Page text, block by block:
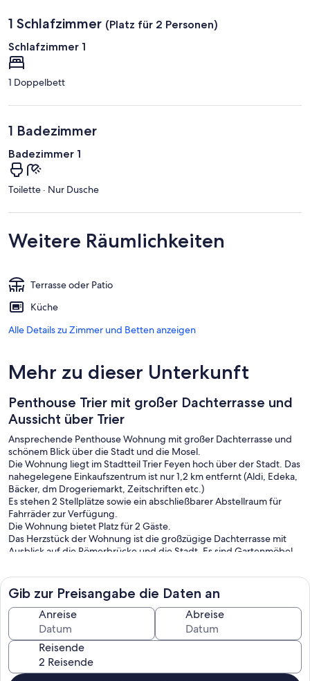
1 Schlafzimmer (Platz für 2 Personen)
Schlafzimmer 1
1 Doppelbett
1 Badezimmer
Badezimmer 1
Toilette · Nur Dusche
Weitere Räumlichkeiten
Terrasse oder Patio
Küche
Alle Details zu Zimmer und Betten anzeigen
Mehr zu dieser Unterkunft
Penthouse Trier mit großer Dachterrasse und
Aussicht über Trier
Ansprechende Penthouse Wohnung mit großer Dachterrasse und
schönem Blick über die Stadt und die Mosel.
Die Wohnung liegt im Stadtteil Trier Feyen hoch über der Stadt. Das
nahegelegene Einkaufszentrum ist nur 1,2 km entfernt (Aldi, Edeka,
Bäcker, dm Drogeriemarkt, Zeitschriften etc.)
Es stehen 2 Stellplätze sowie ein abschließbarer Abstellraum für
Fahrräder zur Verfügung.
Die Wohnung bietet Platz für 2 Gäste.
Das Herzstück der Wohnung ist die großzügige Dachterrasse mit
Ausblick auf die Römerbrücke und die Stadt. Es sind Gartenmöbel,
Genießen warmer Sommertage hoch oben über der Stadt. Dort
oben in der "Sommerfrische" lässt sich der Urlaub bei guten Weinen
aus der Umgebung genießen.
Bettwäsche und Handtücher stehen zur Verfügung. Zudem ist die
Küche mit Lebensmitteln des täglichen Gebrauchs ausgestattet
(Gewürze, Essig, Öl, Kaffee) sowie mit allen notwendigen Geräten
und Geschirr.
Gib zur Preisangabe die Daten an
Anreise Abreise
Reisende